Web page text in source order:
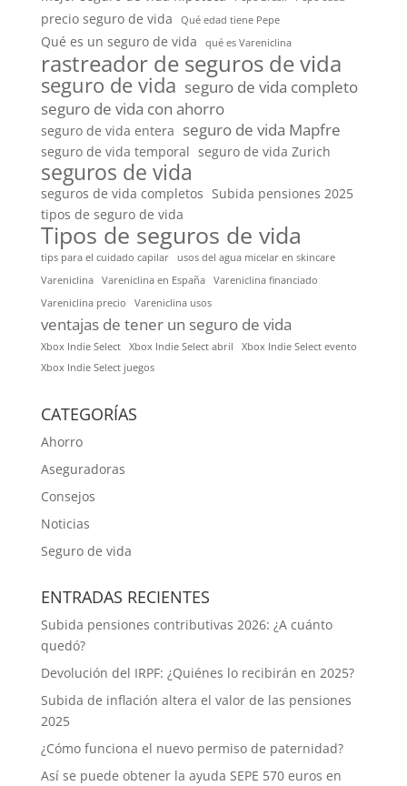
precio seguro de vida Qué edad tiene Pepe
Qué es un seguro de vida qué es Vareniclina
rastreador de seguros de vida
seguro de vida seguro de vida completo
seguro de vida con ahorro
seguro de vida entera seguro de vida Mapfre
seguro de vida temporal seguro de vida Zurich
seguros de vida
seguros de vida completos Subida pensiones 2025
tipos de seguro de vida
Tipos de seguros de vida
tips para el cuidado capilar
usos del agua micelar en skincare
Vareniclina
Vareniclina en España
Vareniclina financiado
Vareniclina precio
Vareniclina usos
ventajas de tener un seguro de vida
Xbox Indie Select Xbox Indie Select abril
Xbox Indie Select evento
Xbox Indie Select juegos
CATEGORÍAS
Ahorro
Aseguradoras
Consejos
Noticias
Seguro de vida
ENTRADAS RECIENTES
Subida pensiones contributivas 2026: ¿A cuánto
quedó?
Devolución del IRPF: ¿Quiénes lo recibirán en 2025?
Subida de inflación altera el valor de las pensiones
2025
¿Cómo funciona el nuevo permiso de paternidad?
Así se puede obtener la ayuda SEPE 570 euros en